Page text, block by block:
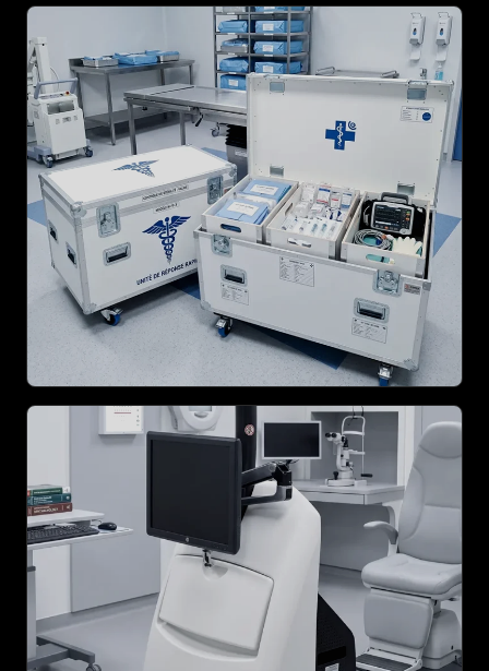
En tant que distributeur officiel, nous intégrons
vos équipements de pointe dans des
Case, valises en résine incassables offrant une
étanchéité certifiée IP67 contre l’eau, la
poussière et les bactéries.
REVÊTEMENT & NORMES D’HYGIÈNE
Nos flight cases peuvent être équipés de
revêtements spécifiques (mousses plastazote
lavables, panneaux lisses) facilitant le nettoyage
et la désinfection en milieu hospitalier ou
AGRANDIR PRODUIT